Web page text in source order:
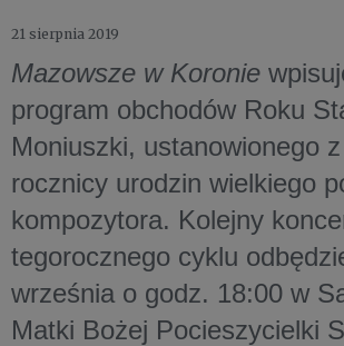
21 sierpnia 2019
Mazowsze w Koronie
program obchodów Roku
Moniuszki, ustanowionego
rocznicy urodzin wielkiego
kompozytora. Kolejny
tegorocznego cyklu
września o godz. 18:00 w
Matki Bożej Pocieszycielki